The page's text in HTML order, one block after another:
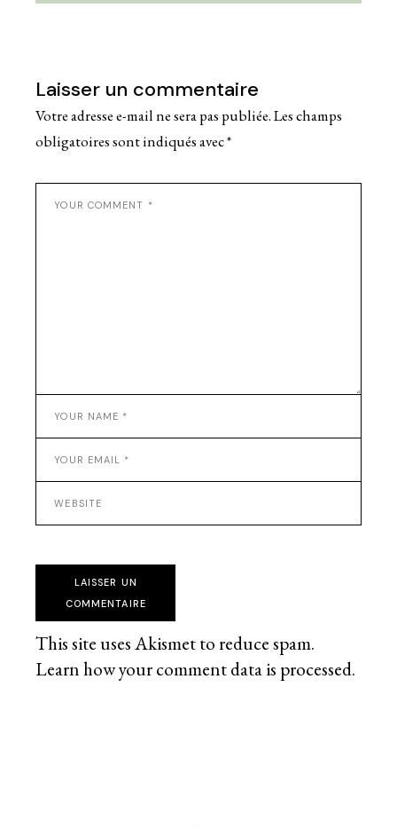
Laisser un commentaire
Votre adresse e-mail ne sera pas publiée.Les champs
obligatoires sont indiqués avec*
LAISSER UN
COMMENTAIRE
This site uses Akismet to reduce spam.
Learn how your comment data is processed.